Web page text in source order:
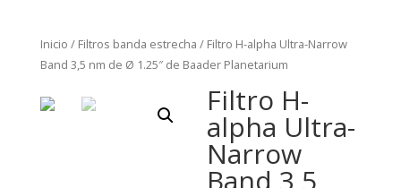
Inicio / Filtros banda estrecha / Filtro H-alpha Ultra-Narrow
Band 3,5 nm de Ø 1.25″ de Baader Planetarium
Filtro H-
alpha Ultra-
Narrow
Band 3,5